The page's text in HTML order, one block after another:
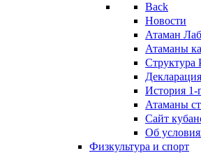
Back
Новости
Атаман
Атаманы
История 1-
Атаманы
Cайт
Об
Физкультура и спорт